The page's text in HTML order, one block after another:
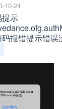
10-24
示
报错提示错误